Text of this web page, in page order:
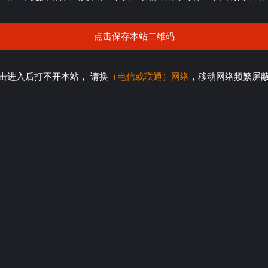
点击保存本站二维码
进入后打不开本站， 请换 （电信或联通）网络 ，移动网络频繁屏